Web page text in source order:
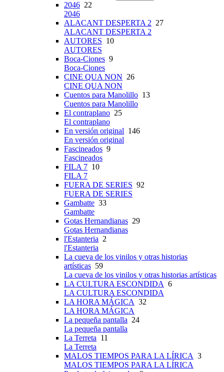
2046 22
2046
ALACANT DESPERTA 2 27
ALACANT DESPERTA 2
AUTORES 10
AUTORES
Boca-Ciones 9
Boca-Ciones
CINE QUA NON 26
CINE QUA NON
Cuentos para Manolillo 13
Cuentos para Manolillo
El contraplano 25
El contraplano
En versión original 146
En versión original
Fascineados 9
Fascineados
FILA 7 10
FILA 7
FUERA DE SERIES 92
FUERA DE SERIES
Gambatte 33
Gambatte
Gotas Hernandianas 29
Gotas Hernandianas
l'Estanteria 2
l'Estanteria
La cueva de los vinilos y otras historias
artísticas 59
La cueva de los vinilos y otras historias artísticas
LA CULTURA ESCONDIDA 6
LA CULTURA ESCONDIDA
LA HORA MÁGICA 32
LA HORA MÁGICA
La pequeña pantalla 24
La pequeña pantalla
La Terreta 11
La Terreta
MALOS TIEMPOS PARA LA LÍRICA 3
MALOS TIEMPOS PARA LA LÍRICA